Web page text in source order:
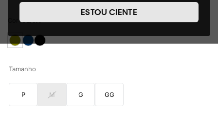
de cookies, informaremos quais cookies usaremos e quais
suas funções. A forma como processamos os dados
nosso Aviso de Privacidade. Quando você visita nosso site,
consideraremos isso como sua solicitação específica para
entre outros, a capacidade de comprar um item em nossa
Cookies acesse o link.
ESTOU CIENTE
CorOLIVA
Tamanho
P M G GG